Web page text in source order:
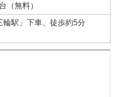
（無料）
輪駅」下車、徒歩約5分